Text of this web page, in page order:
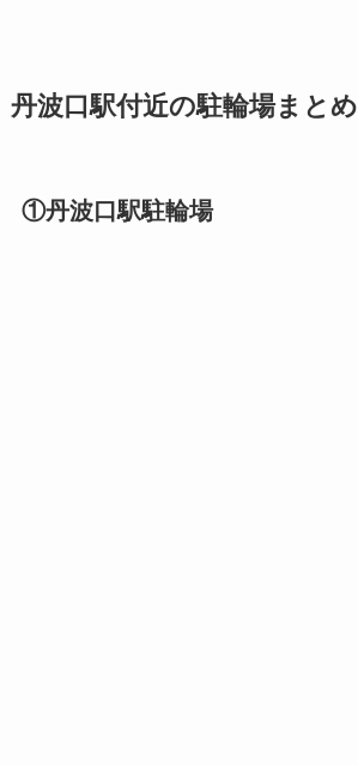
丹波口駅付近の駐輪場まとめ
①丹波口駅駐輪場